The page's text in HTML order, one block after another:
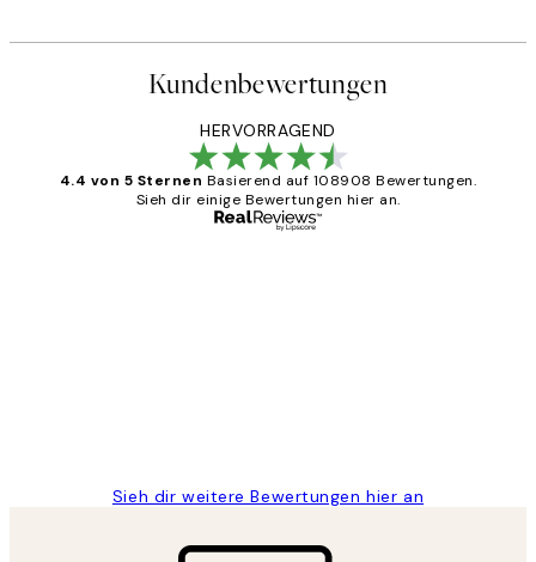
Kundenbewertungen
HERVORRAGEND
4.4 von 5 Sternen Basierend auf 108908 Bewertungen.
Sieh dir einige Bewertungen hier an.
Sieh dir weitere Bewertungen hier an